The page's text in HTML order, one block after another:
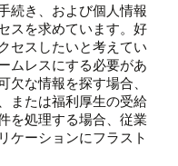
続き、および個人情報
スを求めています。好
セスしたいと考えてい
ムレスにする必要があ
欠な情報を探す場合、
または福利厚生の受給
を処理する場合、従業
ケーションにフラスト